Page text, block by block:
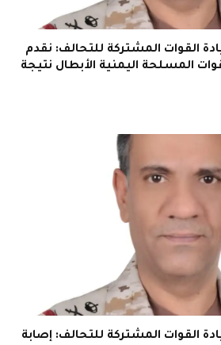
القوات المشتركة للتحالف: نقدم
المسلحة اليمنية الأبطال نتيجة
القوات المشتركة للتحالف: إصابة